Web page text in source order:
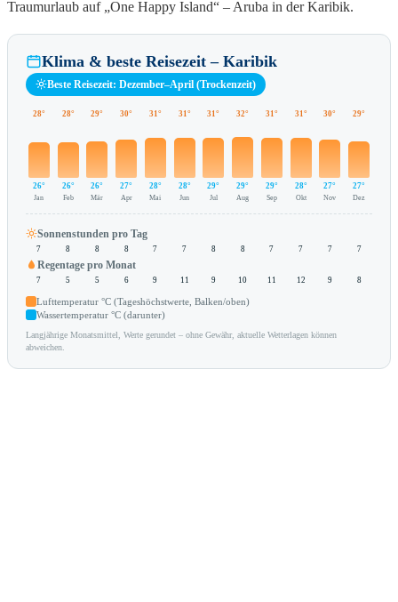
Traumurlaub auf „One Happy Island“ – Aruba in der Karibik.
Klima & beste Reisezeit – Karibik
Beste Reisezeit: Dezember–April (Trockenzeit)
28°
26°
Jan
28°
26°
Feb
29°
26°
Mär
30°
27°
Apr
31°
28°
Mai
31°
28°
Jun
31°
29°
Jul
32°
29°
Aug
31°
29°
Sep
31°
28°
Okt
30°
27°
Nov
29°
27°
Dez
Sonnenstunden pro Tag
7 8 8 8 7 7 8 8 7 7 7 7
Regentage pro Monat
7 5 5 6 9 11 9 10 11 12 9 8
Lufttemperatur °C (Tageshöchstwerte, Balken/oben)
Wassertemperatur °C (darunter)
Langjährige Monatsmittel, Werte gerundet – ohne Gewähr, aktuelle Wetterlagen können
abweichen.